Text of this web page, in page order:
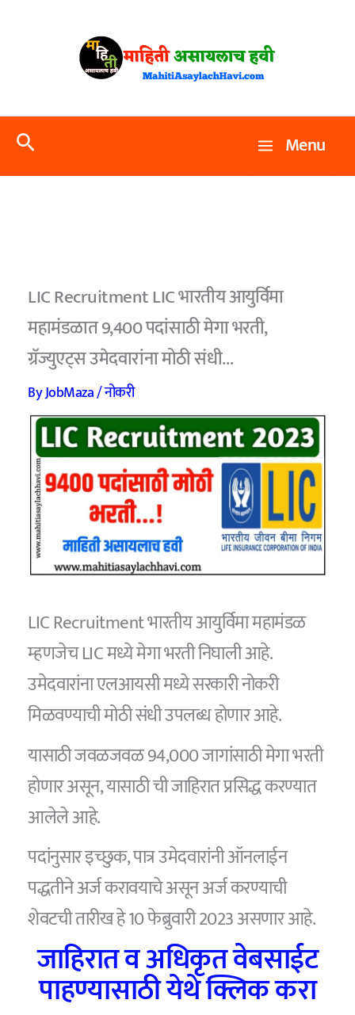
Search Menu
LIC Recruitment LIC भारतीय आयुर्विमा
महामंडळात 9,400 पदांसाठी मेगा भरती,
ग्रॅज्युएट्स उमेदवारांना मोठी संधी…
ByJobMaza/नोकरी
LIC Recruitment भारतीय आयुर्विमा महामंडळ
म्हणजेच LIC मध्ये मेगा भरती निघाली आहे.
उमेदवारांना एलआयसी मध्ये सरकारी नोकरी
मिळवण्याची मोठी संधी उपलब्ध होणार आहे.
यासाठी जवळजवळ 94,000 जागांसाठी मेगा भरती
होणार असून, यासाठी ची जाहिरात प्रसिद्ध करण्यात
आलेले आहे.
पदांनुसार इच्छुक, पात्र उमेदवारांनी ऑनलाईन
पद्धतीने अर्ज करावयाचे असून अर्ज करण्याची
शेवटची तारीख हे 10 फेब्रुवारी 2023 असणार आहे.
जाहिरात व अधिकृत वेबसाईट
पाहण्यासाठी येथे क्लिक करा